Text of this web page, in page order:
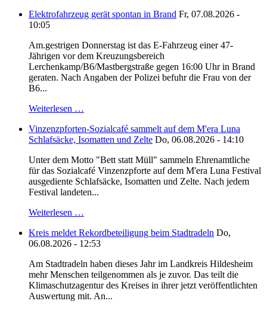
Elektrofahrzeug gerät spontan in Brand Fr, 07.08.2026 -
10:05
Am.gestrigen Donnerstag ist das E-Fahrzeug einer 47-
Jährigen vor dem Kreuzungsbereich
Lerchenkamp/B6/Mastbergstraße gegen 16:00 Uhr in Brand
geraten. Nach Angaben der Polizei befuhr die Frau von der
B6...
Weiterlesen …
Vinzenzpforten-Sozialcafé sammelt auf dem M'era Luna
Schlafsäcke, Isomatten und Zelte Do, 06.08.2026 - 14:10
Unter dem Motto "Bett statt Müll" sammeln Ehrenamtliche
für das Sozialcafé Vinzenzpforte auf dem M'era Luna Festival
ausgediente Schlafsäcke, Isomatten und Zelte. Nach jedem
Festival landeten...
Weiterlesen …
Kreis meldet Rekordbeteiligung beim Stadtradeln Do,
06.08.2026 - 12:53
Am Stadtradeln haben dieses Jahr im Landkreis Hildesheim
mehr Menschen teilgenommen als je zuvor. Das teilt die
Klimaschutzagentur des Kreises in ihrer jetzt veröffentlichten
Auswertung mit. An...